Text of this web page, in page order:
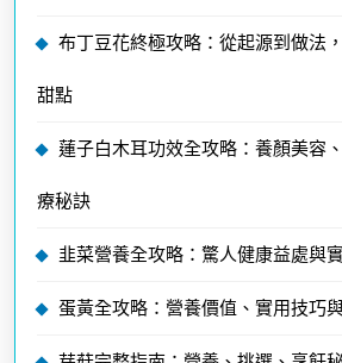
布丁豆花終極攻略：從起源到做法
甜點
蓮子白木耳功效全攻略：養顏美容
療秘訣
韭菜營養全攻略：驚人健康益處與
蛋黃全攻略：營養價值、實用技巧